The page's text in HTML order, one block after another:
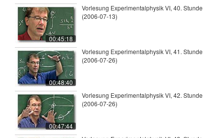
00:45:18
Vorlesung Experimentalphysik VI, 40. Stunde
(2006-07-13)
00:48:40
Vorlesung Experimentalphysik VI, 41. Stunde
(2006-07-26)
00:47:44
Vorlesung Experimentalphysik VI, 42. Stunde
(2006-07-26)